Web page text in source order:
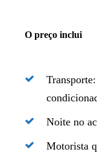
O preço inclui
Noite no
Motorista